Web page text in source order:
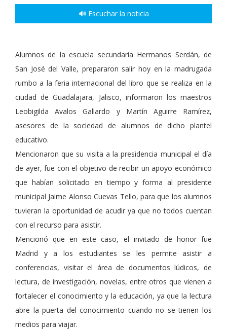
🔊 Escuchar la noticia
Alumnos de la escuela secundaria Hermanos Serdán, de
San José del Valle, prepararon salir hoy en la madrugada
rumbo a la feria internacional del libro que se realiza en la
ciudad de Guadalajara, Jalisco, informaron los maestros
Leobigilda Avalos Gallardo y Martín Aguirre Ramírez,
asesores de la sociedad de alumnos de dicho plantel
educativo.
Mencionaron que su visita a la presidencia municipal el día
de ayer, fue con el objetivo de recibir un apoyo económico
que habían solicitado en tiempo y forma al presidente
municipal Jaime Alonso Cuevas Tello, para que los alumnos
tuvieran la oportunidad de acudir ya que no todos cuentan
con el recurso para asistir.
Mencionó que en este caso, el invitado de honor fue
Madrid y a los estudiantes se les permite asistir a
conferencias, visitar el área de documentos lúdicos, de
lectura, de investigación, novelas, entre otros que vienen a
fortalecer el conocimiento y la educación, ya que la lectura
abre la puerta del conocimiento cuando no se tienen los
medios para viajar.